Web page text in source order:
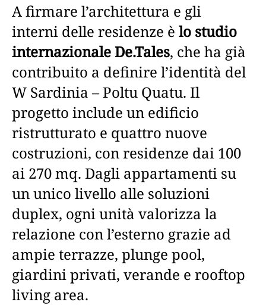
A firmare l’architettura e gli
interni delle residenze è lo studio
internazionale De.Tales, che ha già
contribuito a definire l’identità del
W Sardinia – Poltu Quatu. Il
progetto include un edificio
ristrutturato e quattro nuove
costruzioni, con residenze dai 100
ai 270 mq. Dagli appartamenti su
un unico livello alle soluzioni
duplex, ogni unità valorizza la
relazione con l’esterno grazie ad
ampie terrazze, plunge pool,
giardini privati, verande e rooftop
living area.